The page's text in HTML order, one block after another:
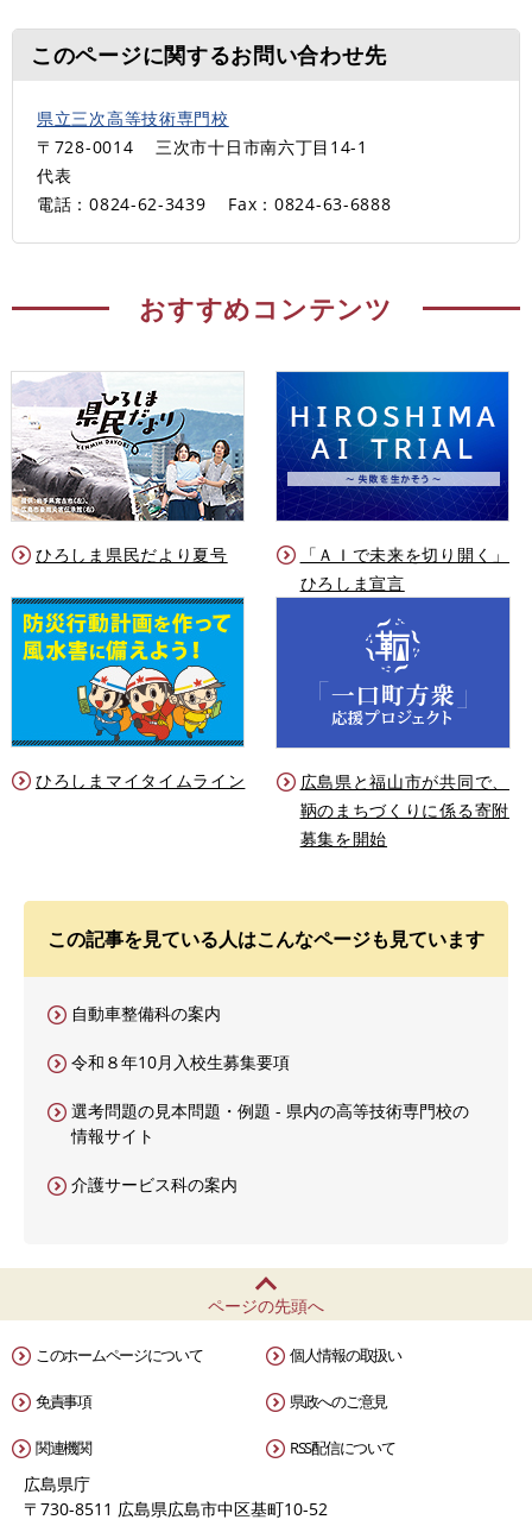
このページに関するお問い合わせ先
県立三次高等技術専門校
〒728-0014
三次市十日市南六丁目14-1
代表
電話：0824-62-3439
Fax：0824-63-6888
おすすめコンテンツ
ひろしま県民だより夏号
「ＡＩで未来を切り開く」
ひろしま宣言
ひろしまマイタイムライン
広島県と福山市が共同で、
鞆のまちづくりに係る寄附
募集を開始
この記事を見ている人はこんなページも見ています
自動車整備科の案内
令和８年10月入校生募集要項
選考問題の見本問題・例題 - 県内の高等技術専門校の
情報サイト
介護サービス科の案内
ページの先頭へ
このホームページについて 個人情報の取扱い
免責事項 県政へのご意見
関連機関 RSS配信について
広島県庁
〒730-8511 広島県広島市中区基町10-52